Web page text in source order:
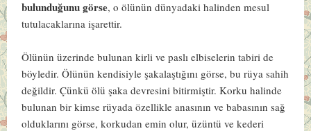
bulunduğunu görse, o ölünün dünyadaki halinden mesul
tutulacaklarına işarettir.
Ölünün üzerinde bulunan kirli ve paslı elbiselerin tabiri de
böyledir. Ölünün kendisiyle şakalaştığını görse, bu rüya sahih
değildir. Çünkü ölü şaka devresini bitirmiştir. Korku halinde
bulunan bir kimse rüyada özellikle anasının ve babasının sağ
olduklarını görse, korkudan emin olur, üzüntü ve kederi